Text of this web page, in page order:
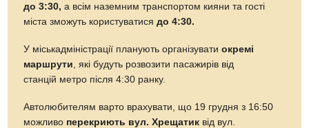
до 3:30, а всім наземним транспортом кияни та гості
міста зможуть користуватисядо 4:30.
У міськадміністрації планують організуватиокремі
маршрути , які будуть розвозити пасажирів від
станцій метро після 4:30 ранку.
Автолюбителям варто врахувати, що 19 грудня з 16:50
можливо перекриють вул. Хрещатик від вул.